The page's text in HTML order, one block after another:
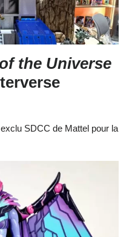
the Universe
SDCC de Mattel pour la